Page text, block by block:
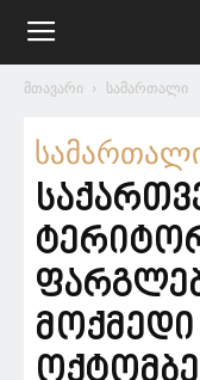
მთავარი სამართალი